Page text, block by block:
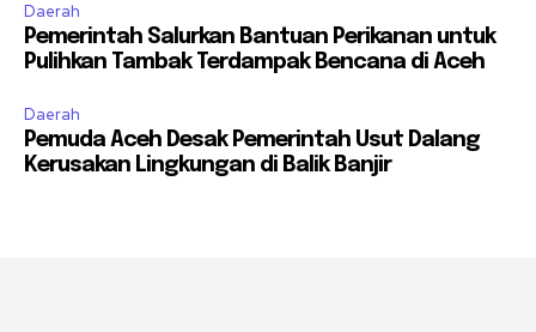
Daerah
Pemerintah Salurkan Bantuan Perikanan untuk
Pulihkan Tambak Terdampak Bencana di Aceh
Daerah
Pemuda Aceh Desak Pemerintah Usut Dalang
Kerusakan Lingkungan di Balik Banjir